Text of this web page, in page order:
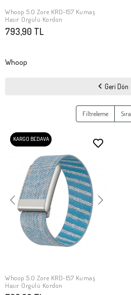
SEPETE EKLE
Whoop 5.0 Zore KRD-157 Kumaş
Hasır Örgülü Kordon
793,90 TL
Whoop
Geri Dön
Filtreleme
KARGO BEDAVA
SEPETE EKLE
Whoop 5.0 Zore KRD-157 Kumaş
Hasır Örgülü Kordon